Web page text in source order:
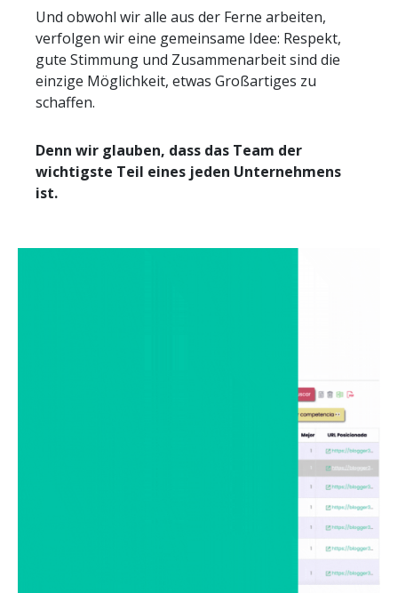
Und obwohl wir alle aus der Ferne arbeiten,
verfolgen wir eine gemeinsame Idee: Respekt,
gute Stimmung und Zusammenarbeit sind die
einzige Möglichkeit, etwas Großartiges zu
schaffen.
Denn wir glauben, dass das Team der
wichtigste Teil eines jeden Unternehmens
ist.